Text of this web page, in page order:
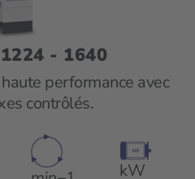
- 1640
performance avec
contrôlés.
kW